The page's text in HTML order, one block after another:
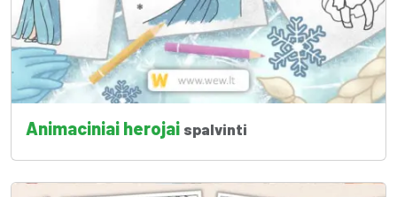
Animaciniai herojai spalvinti